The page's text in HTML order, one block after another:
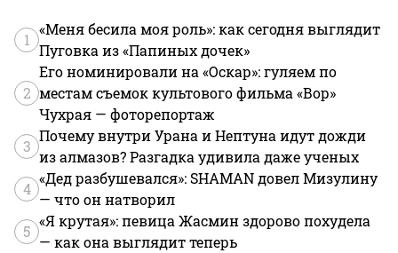
1
«Меня бесила моя роль»: как сегодня выглядит
Пуговка из «Папиных дочек»
2
Его номинировали на «Оскар»: гуляем по
местам съемок культового фильма «Вор»
Чухрая — фоторепортаж
3
Почему внутри Урана и Нептуна идут дожди
из алмазов? Разгадка удивила даже ученых
4
«Дед разбушевался»: SHAMAN довел Мизулину
— что он натворил
5
«Я крутая»: певица Жасмин здорово похудела
— как она выглядит теперь